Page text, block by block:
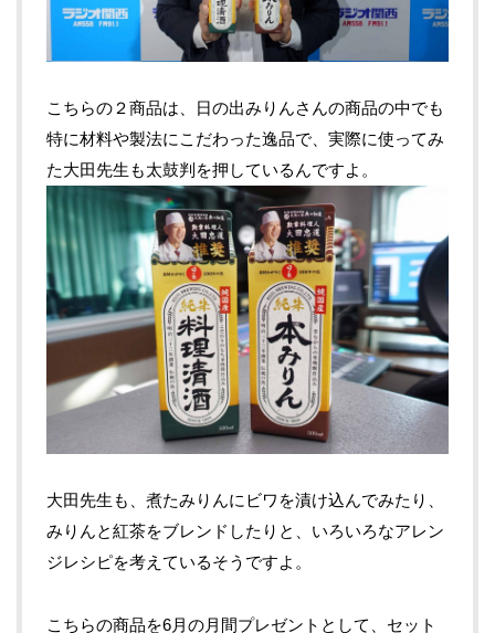
こちらの２商品は、日の出みりんさんの商品の中でも
特に材料や製法にこだわった逸品で、実際に使ってみ
た大田先生も太鼓判を押しているんですよ。
大田先生も、煮たみりんにビワを漬け込んでみたり、
みりんと紅茶をブレンドしたりと、いろいろなアレン
ジレシピを考えているそうですよ。
こちらの商品を6月の月間プレゼントとして、セット